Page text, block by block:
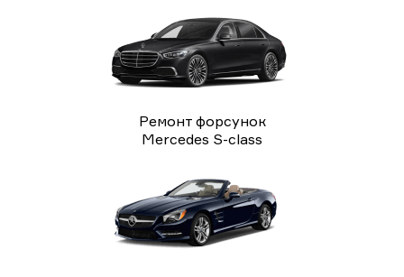
Ремонт форсунок
Mercedes S-class